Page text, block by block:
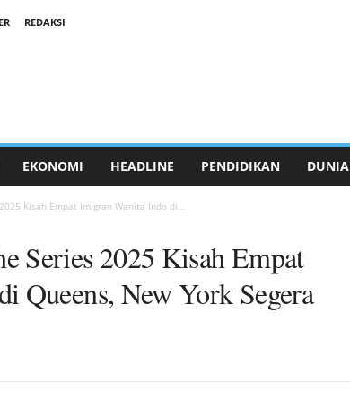
REDAKSI
EKONOMI HEADLINE PENDIDIKAN DUNIA
Kisah Empat Imigran Wanita Indo di...
Series 2025 Kisah Empat
Queens, New York Segera